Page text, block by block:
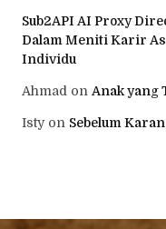
Sub2API AI Proxy
Dalam Meniti Karir
Individu
Ahmad on Anak yang
Istyon Sebelum